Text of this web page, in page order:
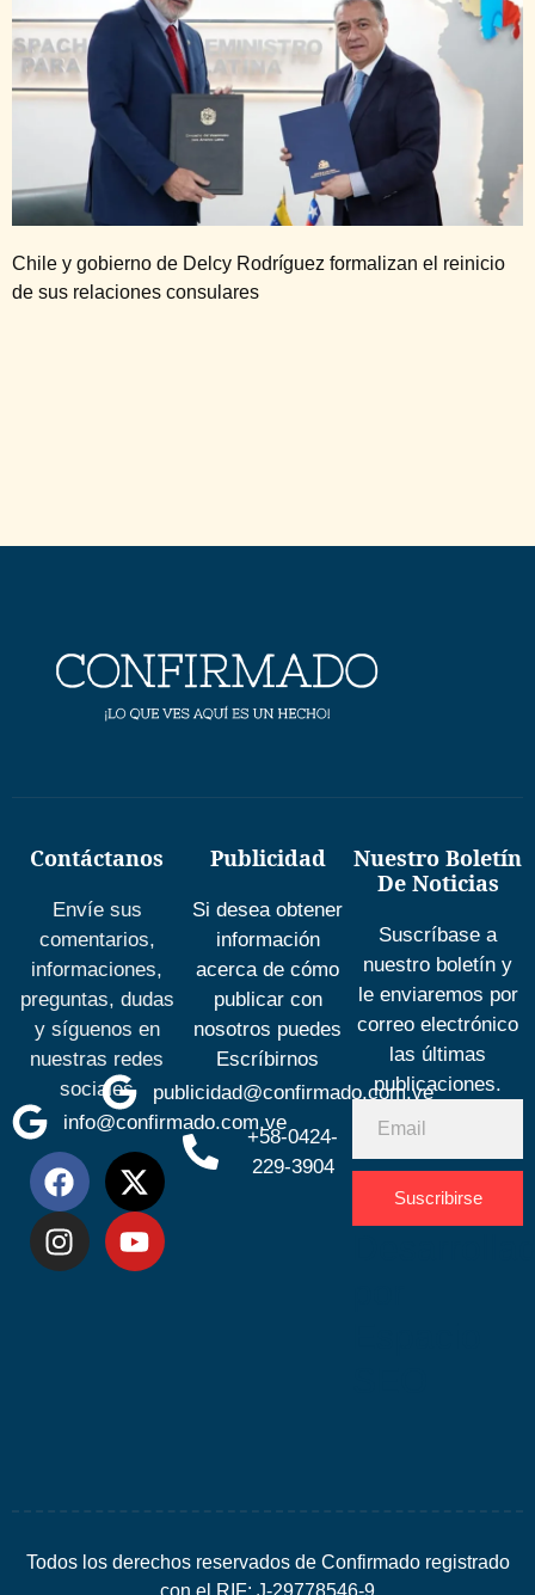
Chile y gobierno de Delcy Rodríguez formalizan el reinicio
de sus relaciones consulares
Contáctanos
Envíe sus
comentarios,
informaciones,
preguntas, dudas
y síguenos en
nuestras redes
sociales
info@confirmado.com.ve
Publicidad
Si desea obtener
información
acerca de cómo
publicar con
nosotros puedes
Escríbirnos
publicidad@confirmado.com.ve
+58-0424-
229-3904
Nuestro Boletín
De Noticias
Suscríbase a
nuestro boletín y
le enviaremos por
correo electrónico
las últimas
publicaciones.
Suscribirse
Todos los derechos reservados de Confirmado registrado